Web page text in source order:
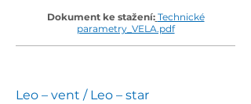
Dokument ke stažení: Technické
parametry_VELA.pdf
Leo – vent / Leo – star